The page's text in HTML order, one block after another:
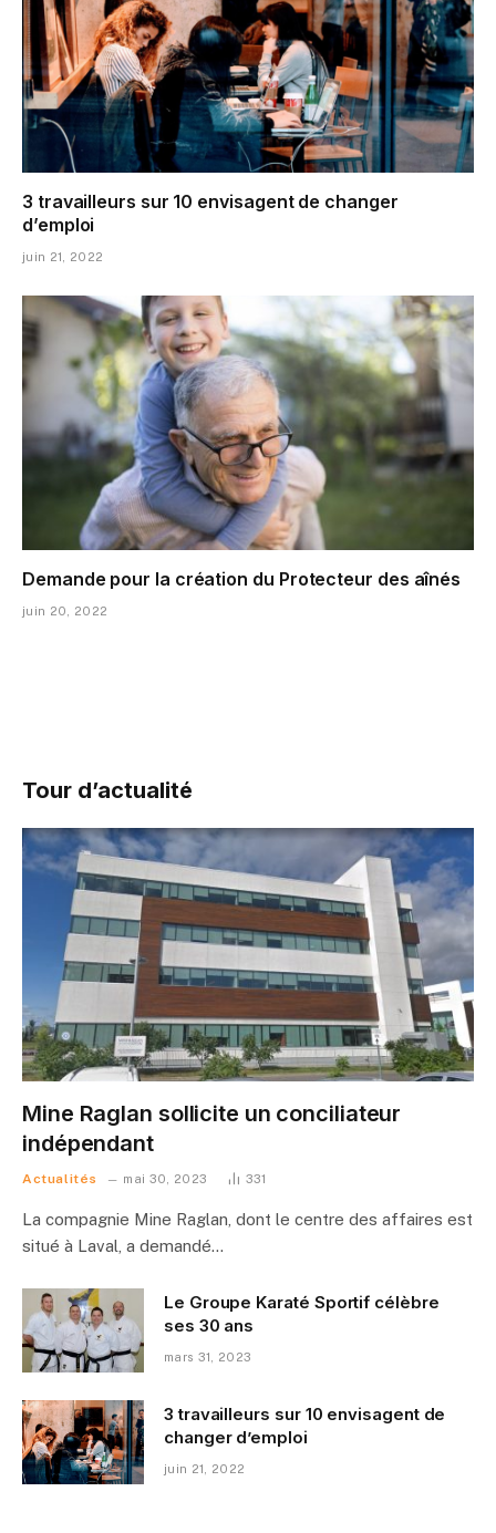
3 travailleurs sur 10 envisagent de changer
d’emploi
juin 21, 2022
Demande pour la création du Protecteur des aînés
juin 20, 2022
Tour d’actualité
Mine Raglan sollicite un conciliateur
indépendant
Actualités mai 30, 2023 331
La compagnie Mine Raglan, dont le centre des affaires est
situé à Laval, a demandé…
Le Groupe Karaté Sportif célèbre
ses 30 ans
mars 31, 2023
3 travailleurs sur 10 envisagent de
changer d’emploi
juin 21, 2022